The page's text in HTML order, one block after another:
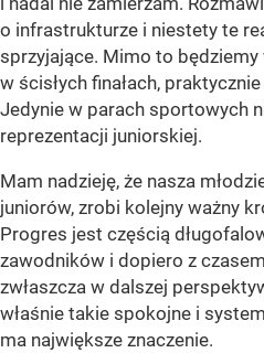
o infrastrukturze i niestety te
sprzyjające. Mimo to
w ścisłych finałach,
Jedynie w parach sportowych
reprezentacji juniorskiej.
Mam nadzieję, że nasza
juniorów, zrobi kolejny ważny
Progres jest częścią
zawodników i dopiero z
zwłaszcza w dalszej
właśnie takie spokojne i
ma największe znaczenie.